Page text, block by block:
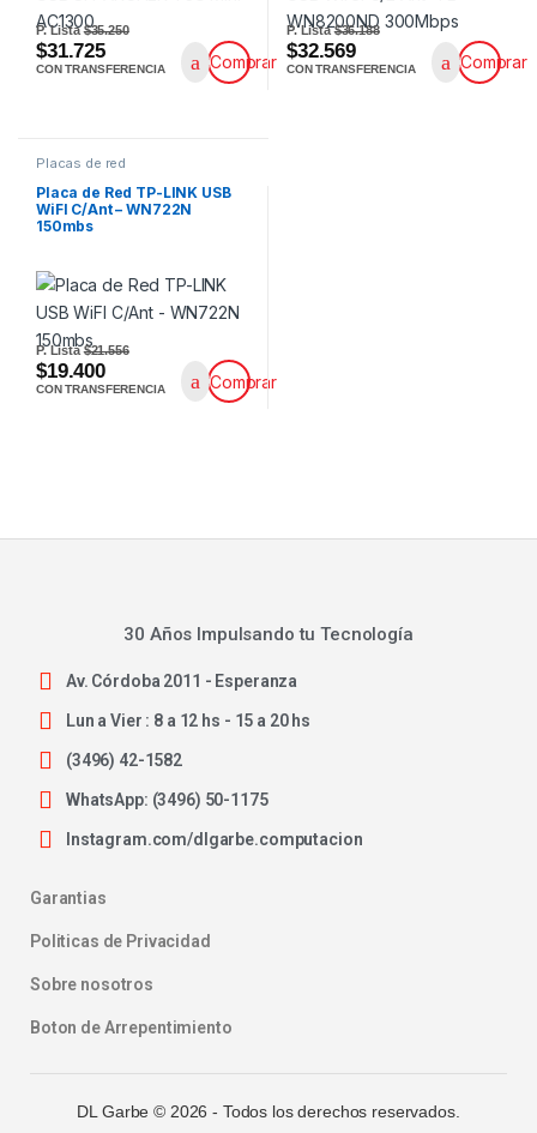
P. Lista$35.250
$31.725
CON TRANSFERENCIA Comprar
P. Lista$36.188
$32.569
CON TRANSFERENCIA Comprar
Placas de red
Placa de Red TP-LINK USB
WiFI C/Ant – WN722N
150mbs
P. Lista$21.556
$19.400
CON TRANSFERENCIA Comprar
30 Años Impulsando tu Tecnología
Av. Córdoba 2011 - Esperanza
Lun a Vier : 8 a 12 hs - 15 a 20 hs
(3496) 42-1582
WhatsApp: (3496) 50-1175
Instagram.com/dlgarbe.computacion
Garantias
Politicas de Privacidad
Sobre nosotros
Boton de Arrepentimiento
DL Garbe © 2026 - Todos los derechos reservados.